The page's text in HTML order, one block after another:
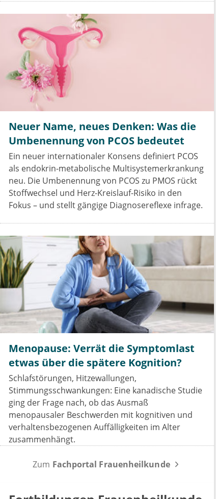
Neuer Name, neues Denken: Was die
Umbenennung von PCOS bedeutet
Ein neuer internationaler Konsens definiert PCOS
als endokrin-metabolische Multisystemerkrankung
neu. Die Umbenennung von PCOS zu PMOS rückt
Stoffwechsel und Herz-Kreislauf-Risiko in den
Fokus – und stellt gängige Diagnosereflexe infrage.
Menopause: Verrät die Symptomlast
etwas über die spätere Kognition?
Schlafstörungen, Hitzewallungen,
Stimmungsschwankungen: Eine kanadische Studie
ging der Frage nach, ob das Ausmaß
menopausaler Beschwerden mit kognitiven und
verhaltensbezogenen Auffälligkeiten im Alter
zusammenhängt.
Zum Fachportal Frauenheilkunde